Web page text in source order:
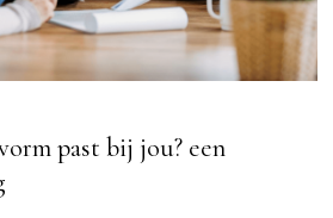
past bij jou? een